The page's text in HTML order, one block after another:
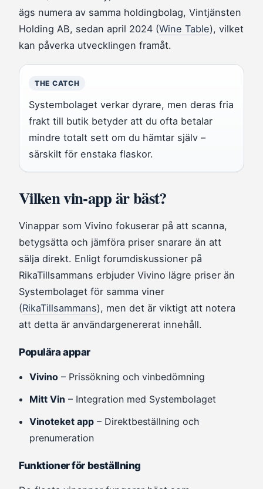
ägs numera av samma holdingbolag, Vintjänsten
Holding AB, sedan april 2024 (Wine Table), vilket
kan påverka utvecklingen framåt.
THE CATCH
Systembolaget verkar dyrare, men deras fria
frakt till butik betyder att du ofta betalar
mindre totalt sett om du hämtar själv –
särskilt för enstaka flaskor.
Vilken vin-app är bäst?
Vinappar som Vivino fokuserar på att scanna,
betygsätta och jämföra priser snarare än att
sälja direkt. Enligt forumdiskussioner på
RikaTillsammans erbjuder Vivino lägre priser än
Systembolaget för samma viner
(RikaTillsammans), men det är viktigt att notera
att detta är användargenererat innehåll.
Populära appar
Vivino – Prissökning och vinbedömning
Mitt Vin – Integration med Systembolaget
Vinoteket app – Direktbeställning och
prenumeration
Funktioner för beställning